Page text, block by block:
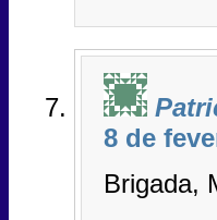
8 de
Brigada,